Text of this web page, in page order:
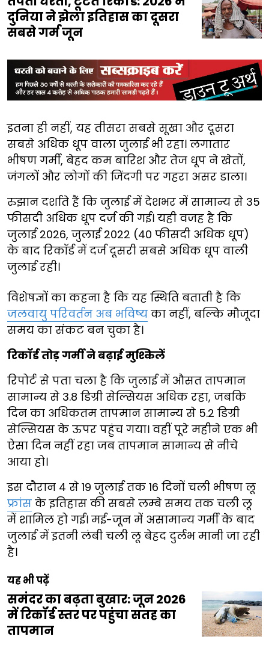
दुनिया ने झेला इतिहास का दूसरा
सबसे गर्म जून
इतना ही नहीं, यह तीसरा सबसे सूखा और दूसरा
सबसे अधिक धूप वाला जुलाई भी रहा। लगातार
भीषण गर्मी, बेहद कम बारिश और तेज धूप ने खेतों,
जंगलों और लोगों की जिंदगी पर गहरा असर डाला।
रुझान दर्शाते हैं कि जुलाई में देशभर में सामान्य से 35
फीसदी अधिक धूप दर्ज की गई। यही वजह है कि
जुलाई 2026, जुलाई 2022 (40 फीसदी अधिक धूप)
के बाद रिकॉर्ड में दर्ज दूसरी सबसे अधिक धूप वाली
जुलाई रही।
विशेषज्ञों का कहना है कि यह स्थिति बताती है कि
जलवायु परिवर्तन अब भविष्य का नहीं, बल्कि मौजूदा
समय का संकट बन चुका है।
रिकॉर्ड तोड़ गर्मी ने बढ़ाई मुश्किलें
रिपोर्ट से पता चला है कि जुलाई में औसत तापमान
सामान्य से 3.8 डिग्री सेल्सियस अधिक रहा, जबकि
दिन का अधिकतम तापमान सामान्य से 5.2 डिग्री
सेल्सियस के ऊपर पहुंच गया। वहीं पूरे महीने एक भी
ऐसा दिन नहीं रहा जब तापमान सामान्य से नीचे
आया हो।
इस दौरान 4 से 19 जुलाई तक 16 दिनों चली भीषण लू
फ्रांस के इतिहास की सबसे लम्बे समय तक चली लू
में शामिल हो गई। मई-जून में असामान्य गर्मी के बाद
जुलाई में इतनी लंबी चली लू बेहद दुर्लभ मानी जा रही
है।
यह भी पढ़ें
समंदर का बढ़ता बुखार: जून 2026
में रिकॉर्ड स्तर पर पहुंचा सतह का
तापमान